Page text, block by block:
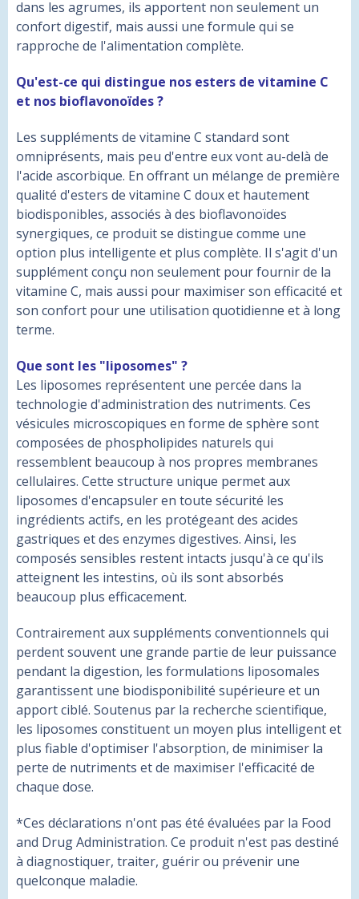
dans les agrumes, ils apportent non seulement un
confort digestif, mais aussi une formule qui se
rapproche de l'alimentation complète.
Qu'est-ce qui distingue nos esters de vitamine C
et nos bioflavonoïdes ?
Les suppléments de vitamine C standard sont
omniprésents, mais peu d'entre eux vont au-delà de
l'acide ascorbique. En offrant un mélange de première
qualité d'esters de vitamine C doux et hautement
biodisponibles, associés à des bioflavonoïdes
synergiques, ce produit se distingue comme une
option plus intelligente et plus complète. Il s'agit d'un
supplément conçu non seulement pour fournir de la
vitamine C, mais aussi pour maximiser son efficacité et
son confort pour une utilisation quotidienne et à long
terme.
Que sont les "liposomes" ?
Les liposomes représentent une percée dans la
technologie d'administration des nutriments. Ces
vésicules microscopiques en forme de sphère sont
composées de phospholipides naturels qui
ressemblent beaucoup à nos propres membranes
cellulaires. Cette structure unique permet aux
liposomes d'encapsuler en toute sécurité les
ingrédients actifs, en les protégeant des acides
gastriques et des enzymes digestives. Ainsi, les
composés sensibles restent intacts jusqu'à ce qu'ils
atteignent les intestins, où ils sont absorbés
beaucoup plus efficacement.
Contrairement aux suppléments conventionnels qui
perdent souvent une grande partie de leur puissance
pendant la digestion, les formulations liposomales
garantissent une biodisponibilité supérieure et un
apport ciblé. Soutenus par la recherche scientifique,
les liposomes constituent un moyen plus intelligent et
plus fiable d'optimiser l'absorption, de minimiser la
perte de nutriments et de maximiser l'efficacité de
chaque dose.
*Ces déclarations n'ont pas été évaluées par la Food
and Drug Administration. Ce produit n'est pas destiné
à diagnostiquer, traiter, guérir ou prévenir une
quelconque maladie.